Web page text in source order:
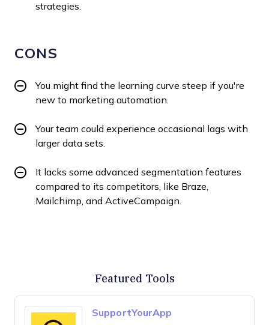
strategies.
CONS
You might find the learning curve steep if you're
new to marketing automation.
Your team could experience occasional lags with
larger data sets.
It lacks some advanced segmentation features
compared to its competitors, like Braze,
Mailchimp, and ActiveCampaign.
Featured Tools
SupportYourApp